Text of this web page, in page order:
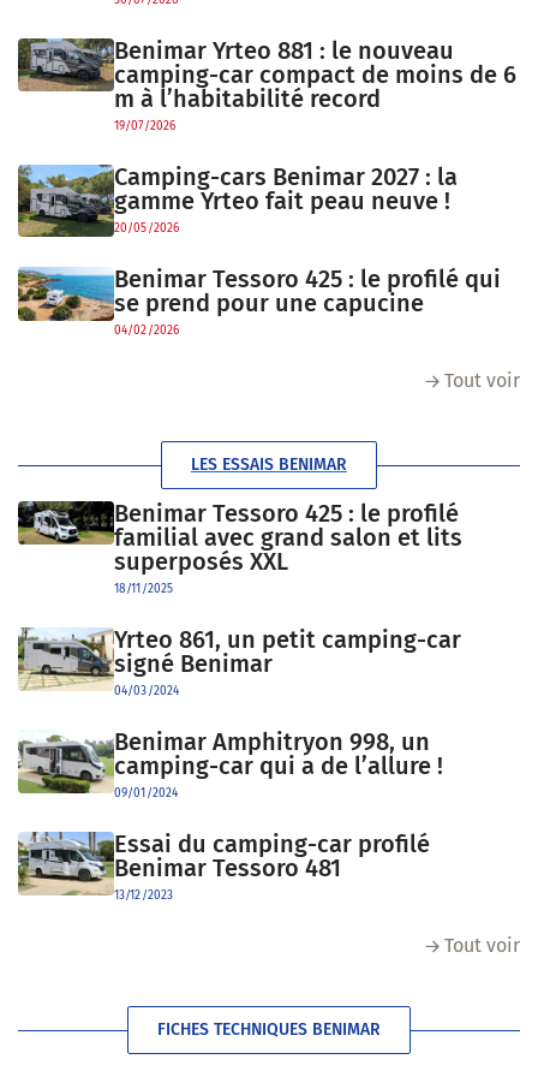
Benimar Yrteo 881 : le nouveau
camping-car compact de moins de 6
m à l’habitabilité record
19/07/2026
Camping-cars Benimar 2027 : la
gamme Yrteo fait peau neuve !
20/05/2026
Benimar Tessoro 425 : le profilé qui
se prend pour une capucine
04/02/2026
Tout voir
LES ESSAIS BENIMAR
Benimar Tessoro 425 : le profilé
familial avec grand salon et lits
superposés XXL
18/11/2025
Yrteo 861, un petit camping-car
signé Benimar
04/03/2024
Benimar Amphitryon 998, un
camping-car qui a de l’allure !
09/01/2024
Essai du camping-car profilé
Benimar Tessoro 481
13/12/2023
Tout voir
FICHES TECHNIQUES BENIMAR